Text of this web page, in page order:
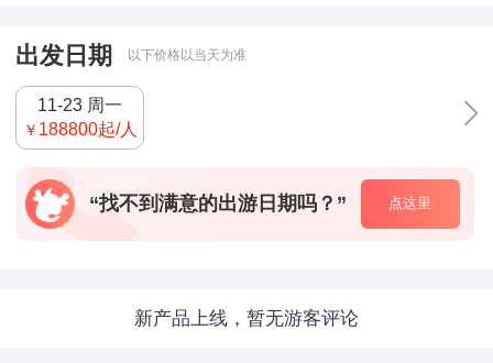
出发日期 以下价格以当天为准
11-23 周一
￥ 188800起/人
“找不到满意的出游日期吗？” 点这里
新产品上线，暂无游客评论